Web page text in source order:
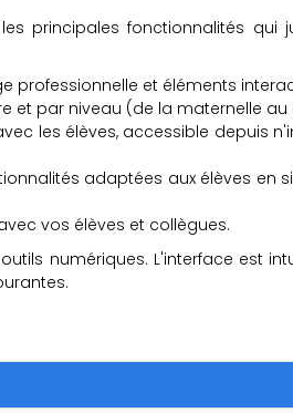
principales fonctionnalités qui
professionnelle et éléments
et par niveau (de la maternelle au
les élèves, accessible depuis
adaptées aux élèves en
vos élèves et collègues.
numériques. L'interface est